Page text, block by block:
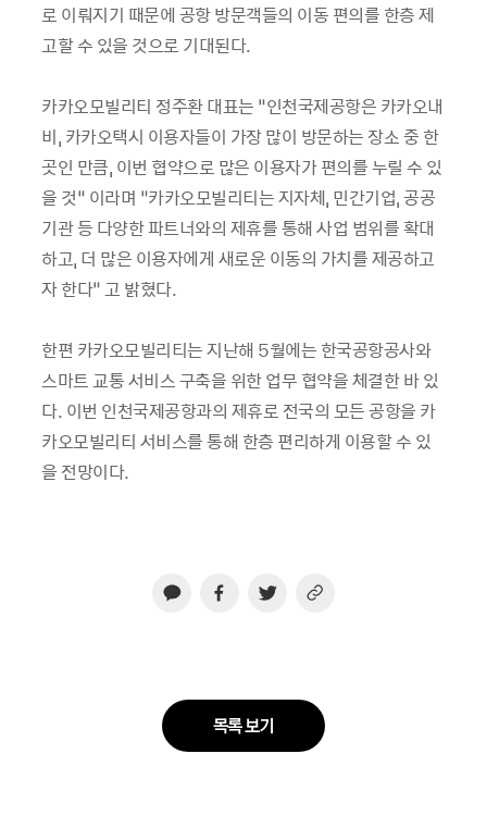
로 이뤄지기 때문에 공항 방문객들의 이동 편의를 한층 제
고할 수 있을 것으로 기대된다.
카카오모빌리티 정주환 대표는 “인천국제공항은 카카오내
비, 카카오택시 이용자들이 가장 많이 방문하는 장소 중 한
곳인 만큼, 이번 협약으로 많은 이용자가 편의를 누릴 수 있
을 것” 이라며 “카카오모빌리티는 지자체, 민간기업, 공공
기관 등 다양한 파트너와의 제휴를 통해 사업 범위를 확대
하고, 더 많은 이용자에게 새로운 이동의 가치를 제공하고
자 한다” 고 밝혔다.
한편 카카오모빌리티는 지난해 5월에는 한국공항공사와
스마트 교통 서비스 구축을 위한 업무 협약을 체결한 바 있
다. 이번 인천국제공항과의 제휴로 전국의 모든 공항을 카
카오모빌리티 서비스를 통해 한층 편리하게 이용할 수 있
을 전망이다.
목록 보기